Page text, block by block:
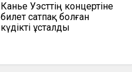
Канье Уэсттің концертіне
билет сатпақ болған
күдікті ұсталды